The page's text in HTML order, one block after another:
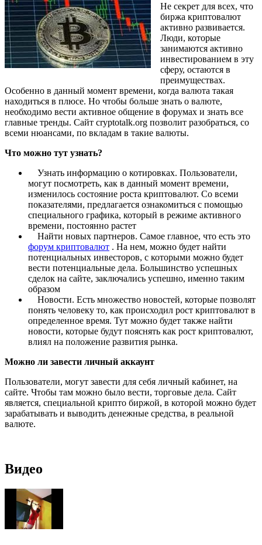
Не секрет для всех, что
биржа криптовалют
активно развивается.
Люди, которые
занимаются активно
инвестированием в эту
сферу, остаются в
преимуществах.
Особенно в данный момент времени, когда валюта такая
находиться в плюсе. Но чтобы больше знать о валюте,
необходимо вести активное общение в форумах и знать все
главные тренды. Сайт cryptotalk.org позволит разобраться, со
всеми нюансами, по вкладам в такие валюты.
Что можно тут узнать?
Узнать информацию о котировках. Пользователи,
могут посмотреть, как в данный момент времени,
изменилось состояние роста криптовалют. Со всеми
показателями, предлагается ознакомиться с помощью
специального графика, который в режиме активного
времени, постоянно растет
Найти новых партнеров. Самое главное, что есть это
форум криптовалют . На нем, можно будет найти
потенциальных инвесторов, с которыми можно будет
вести потенциальные дела. Большинство успешных
сделок на сайте, заключались успешно, именно таким
образом
Новости. Есть множество новостей, которые позволят
понять человеку то, как происходил рост криптовалют в
определенное время. Тут можно будет также найти
новости, которые будут пояснять как рост криптовалют,
влиял на положение развития рынка.
Можно ли завести личный аккаунт
Пользователи, могут завести для себя личный кабинет, на
сайте. Чтобы там можно было вести, торговые дела. Сайт
является, специальной крипто биржой, в которой можно будет
зарабатывать и выводить денежные средства, в реальной
валюте.
Видео